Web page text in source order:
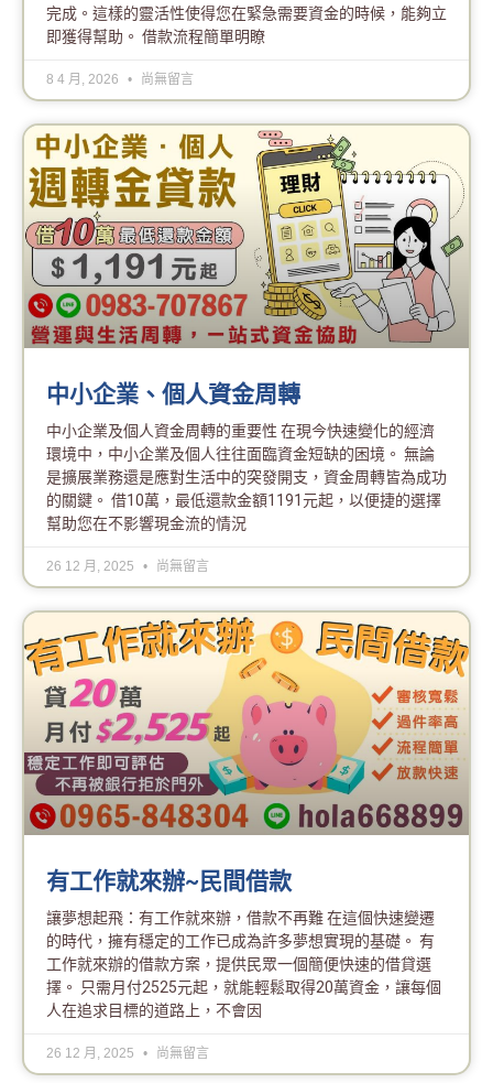
完成。這樣的靈活性使得您在緊急需要資金的時候，能夠立
即獲得幫助。 借款流程簡單明瞭
8 4 月, 2026 尚無留言
中小企業、個人資金周轉
中小企業及個人資金周轉的重要性 在現今快速變化的經濟
環境中，中小企業及個人往往面臨資金短缺的困境。 無論
是擴展業務還是應對生活中的突發開支，資金周轉皆為成功
的關鍵。 借10萬，最低還款金額1191元起，以便捷的選擇
幫助您在不影響現金流的情況
26 12 月, 2025 尚無留言
有工作就來辦~民間借款
讓夢想起飛：有工作就來辦，借款不再難 在這個快速變遷
的時代，擁有穩定的工作已成為許多夢想實現的基礎。 有
工作就來辦的借款方案，提供民眾一個簡便快速的借貸選
擇。 只需月付2525元起，就能輕鬆取得20萬資金，讓每個
人在追求目標的道路上，不會因
26 12 月, 2025 尚無留言